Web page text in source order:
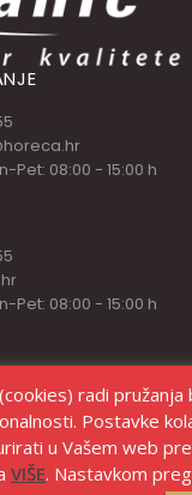
Pet: 08:00 - 15:00 h
Pet: 08:00 - 15:00 h
radi
Postavke
u Vašem web
VIŠE. Nastavkom